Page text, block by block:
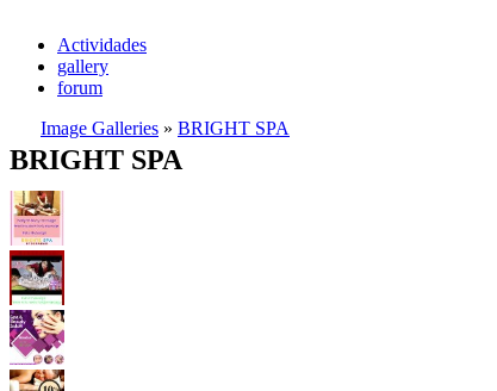
Actividades
gallery
forum
Image Galleries » BRIGHT SPA
BRIGHT SPA